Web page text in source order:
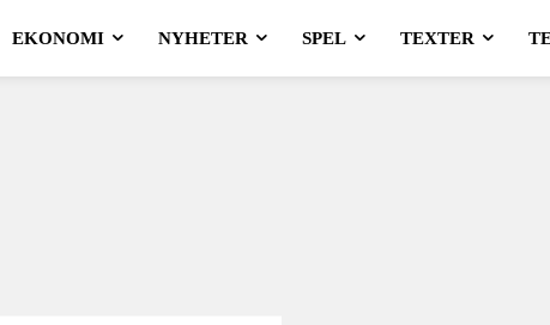
EKONOMI NYHETER SPEL TEXTER